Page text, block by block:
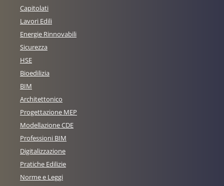
Capitolati
Lavori Edili
Energie Rinnovabili
Sicurezza
HSE
Bioedilizia
BIM
Architettonico
Progettazione MEP
Modellazione CDE
Professioni BIM
Digitalizzazione
Pratiche Edilizie
Norme e Leggi